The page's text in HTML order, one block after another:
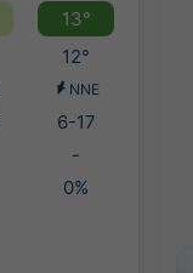
13°
12°
NNE
6-17
-
0%